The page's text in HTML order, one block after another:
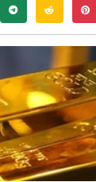
telegramreddit